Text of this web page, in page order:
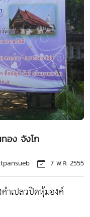
อง จังโก
7 พ.ค. 2555
ำเปลวปิดหุ้มองค์